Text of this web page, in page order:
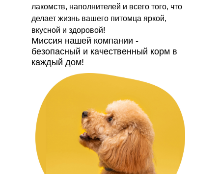
лакомств, наполнителей и всего того, что
делает жизнь вашего питомца яркой,
вкусной и здоровой!
Миссия нашей компании -
безопасный и качественный корм в
каждый дом!